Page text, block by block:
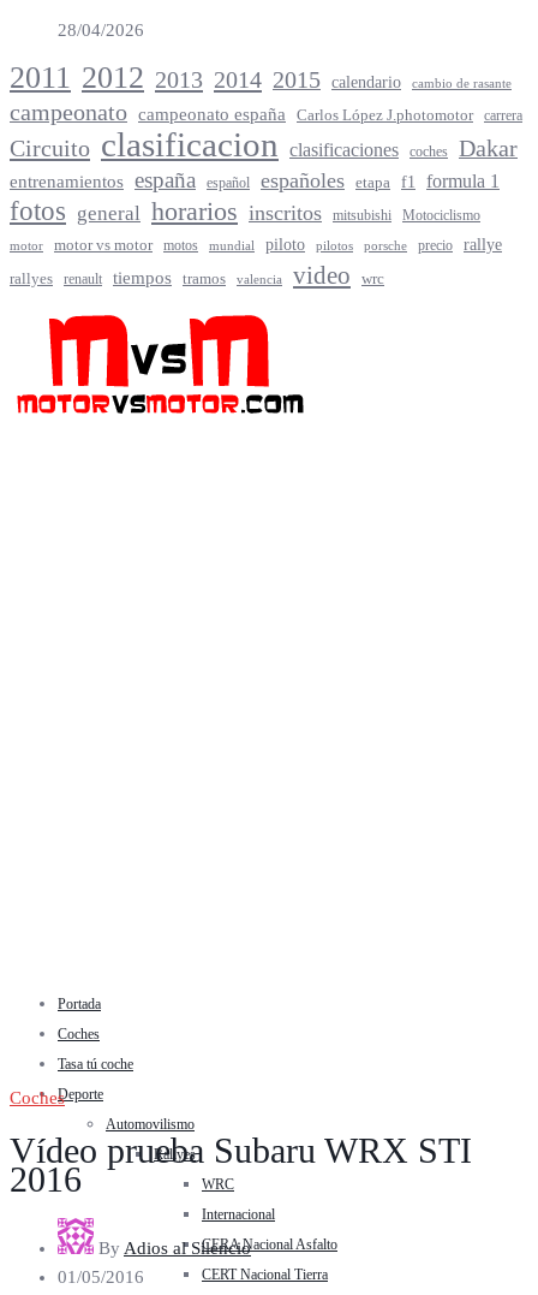
28/04/2026
2011 2012 2013 2014 2015 calendario cambio de rasante
campeonato campeonato españa Carlos López J.photomotor carrera
Circuito clasificacion clasificaciones coches Dakar
entrenamientos españa español españoles etapa f1 formula 1
fotos general horarios inscritos mitsubishi Motociclismo
motor motor vs motor motos mundial piloto pilotos porsche precio rallye
rallyes renault tiempos tramos valencia video wrc
Portada
Coches
Tasa tú coche
Deporte
Automovilismo
Rallyes
WRC
Internacional
CERA Nacional Asfalto
CERT Nacional Tierra
Coches
Vídeo prueba Subaru WRX STI
2016
ByAdios al Silencio
01/05/2016